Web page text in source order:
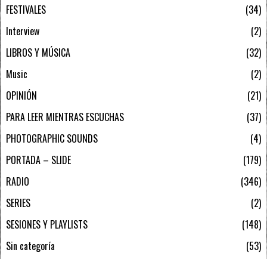
FESTIVALES
34
Interview
2
LIBROS Y MÚSICA
32
Music
2
OPINIÓN
21
PARA LEER MIENTRAS ESCUCHAS
37
PHOTOGRAPHIC SOUNDS
4
PORTADA – SLIDE
179
RADIO
346
SERIES
2
SESIONES Y PLAYLISTS
148
Sin categoría
53